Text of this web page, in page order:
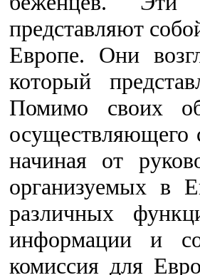
представляют
Европе. Они
который
Помимо своих
осуществляющего
начиная от
организуемых в
различных
информации и
комиссия для